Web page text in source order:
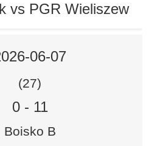
vs PGR Wieliszew
06-07
(27)
0- 11
Boisko B